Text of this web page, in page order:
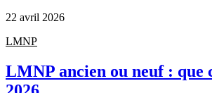
22 avril 2026
LMNP
LMNP ancien ou neuf : que